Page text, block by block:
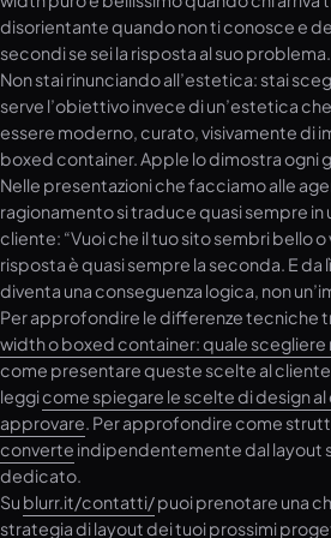
disorientante quando non ti conosce e
secondi se sei la risposta al suo problema.
Non stai rinunciando all’estetica: stai
serve l’obiettivo invece di un’estetica
essere moderno, curato, visivamente di
boxed container. Apple lo dimostra ogni
Nelle presentazioni che facciamo alle
ragionamento si traduce quasi sempre in
cliente: “Vuoi che il tuo sito sembri bello
risposta è quasi sempre la seconda. E da
diventa una conseguenza logica, non
Per approfondire le differenze tecniche
width o boxed container: quale scegliere
come presentare queste scelte al
leggicome spiegare le scelte di design
approvare. Per approfondire come
converte indipendentemente dal layout
dedicato.
Su blurr.it/contatti/puoi prenotare una
strategia di layout dei tuoi prossimi